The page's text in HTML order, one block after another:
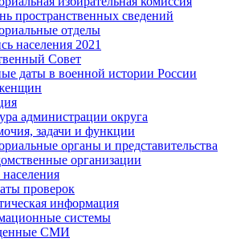
пространственных сведений
отделы
населения 2021
Совет
даты в военной истории России
администрации округа
задачи и функции
органы и представительства
организации
проверок
информация
системы
СМИ